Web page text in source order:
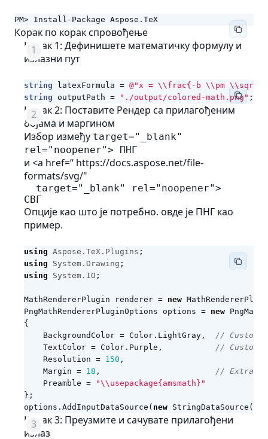
PM> Install-Package Aspose.TeX
Корак по корак спровођење
Корак 1: Дефинишете математичку формулу и
излазни пут
string latexFormula = @"x = \\frac{-b \\pm
string
outputPath = "./output/colored-math.png" ;
Корак 2: Поставите Рендер са прилагођеним
бојама и маргином
Избор између target="_blank"
rel="noopener"> ПНГ
и <a href=“ https://docs.aspose.net/file-
formats/svg/"
  target="_blank" rel="noopener">
Опције као што је потребно. овде је ПНГ као
пример.
using Aspose.TeX.Plugins ;
using
System.Drawing ;
using
System.IO ;
MathRendererPlugin renderer = new
PngMathRendererPluginOptions
options = new
{
BackgroundColor = Color . LightGray ,
// Custom
TextColor = Color . Purple ,
// Custom
Resolution = 150 ,
Margin = 18 ,
// Extra
Preamble =
"\\usepackage{amsmath}"
};
options . AddInputDataSource ( new StringDataSource (
Корак 3: Преузмите и сачувате прилагођени
излаз